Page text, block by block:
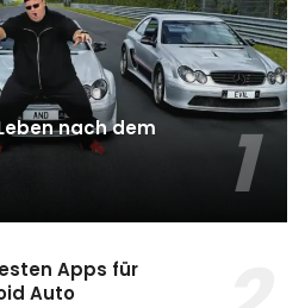
nach dem
Apps für
Auto